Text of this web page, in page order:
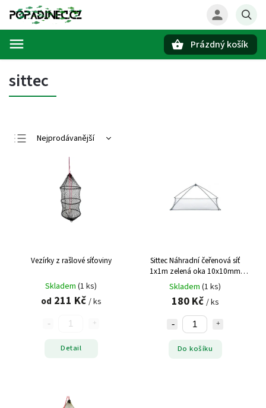
Prázdný košík
sittec
Nejprodávanější
Nejlevnější
Nejdražší
Abecedně
Vezírky z rašlové síťoviny
Skladem (1 ks)
od 211 Kč / ks
Detail
Sittec Náhradní čeřenová síť
1x1m zelená oka 10x10mm
zelená
Skladem (1 ks)
180 Kč / ks
Do košíku